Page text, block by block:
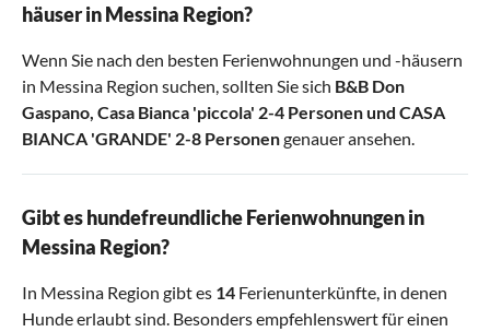
häuser in Messina Region?
Wenn Sie nach den besten Ferienwohnungen und -häusern
in Messina Region suchen, sollten Sie sich B&B Don
Gaspano Casa Bianca 'piccola' 2-4 Personenund CASA
BIANCA 'GRANDE' 2-8 Personengenauer ansehen.
Gibt es hundefreundliche Ferienwohnungen in
Messina Region?
In Messina Region gibt es 14 Ferienunterkünfte, in denen
Hunde erlaubt sind. Besonders empfehlenswert für einen